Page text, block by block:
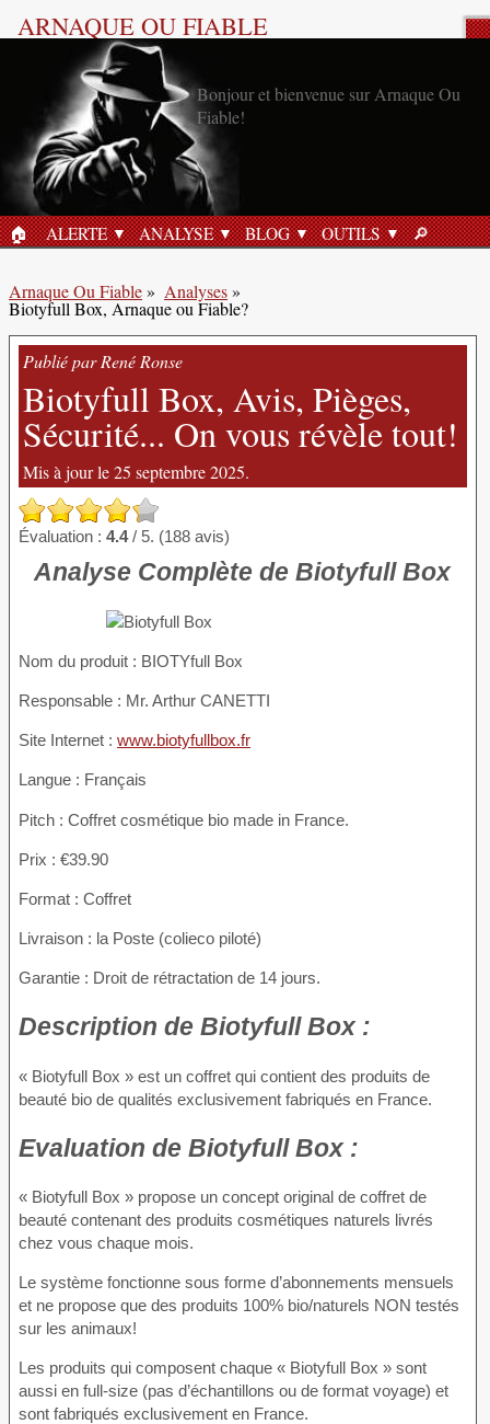
ARNAQUE OU FIABLE
ACCUEIL
🏠︎ ALERTE ANALYSE BLOG OUTILS 🔎︎
Arnaque Ou Fiable» Analyses»
Biotyfull Box, Arnaque ou Fiable?
Publié par René Ronse
Biotyfull Box, Avis, Pièges,
Sécurité... On vous révèle tout!
Mis à jour le 25 septembre 2025.
Évaluation : 4.4/ 5. (188 avis)
Analyse Complète de Biotyfull Box
Nom du produit : BIOTYfull Box
Responsable : Mr. Arthur CANETTI
Site Internet : www.biotyfullbox.fr
Langue : Français
Pitch : Coffret cosmétique bio made in France.
Prix : €39.90
Format : Coffret
Livraison : la Poste (colieco piloté)
Garantie : Droit de rétractation de 14 jours.
Description de Biotyfull Box :
« Biotyfull Box » est un coffret qui contient des produits de
beauté bio de qualités exclusivement fabriqués en France.
Evaluation de Biotyfull Box :
« Biotyfull Box » propose un concept original de coffret de
beauté contenant des produits cosmétiques naturels livrés
chez vous chaque mois.
Le système fonctionne sous forme d’abonnements mensuels
et ne propose que des produits 100% bio/naturels NON testés
sur les animaux!
Les produits qui composent chaque « Biotyfull Box » sont
aussi en full-size (pas d’échantillons ou de format voyage) et
sont fabriqués exclusivement en France.